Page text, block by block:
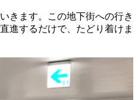
きます。この地下街への行き
進するだけで、たどり着けま